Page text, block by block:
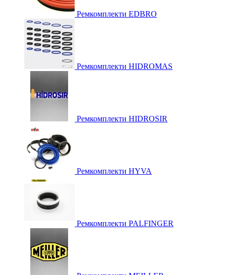
Ремкомплекти EDBRO
Ремкомплекти HIDROMAS
Ремкомплекти HIDROSIR
Ремкомплекти HYVA
Ремкомплекти PALFINGER